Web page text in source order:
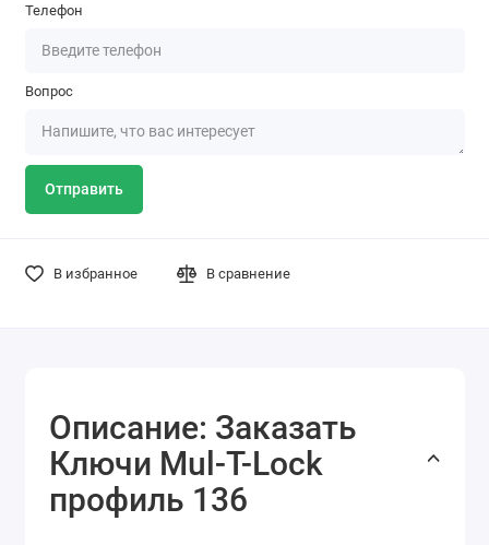
Телефон
Вопрос
Отправить
В избранное В сравнение
Описание: Заказать
Ключи Mul-T-Lock
профиль 136